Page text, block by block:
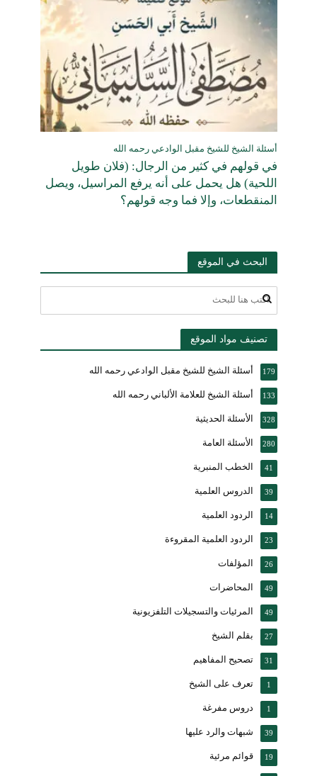
أسئلة الشيخ للشيخ مقبل الوادعي رحمه الله
في قولهم في كثير من الرجال: (فلان طويل
اللحية) هل يحمل على أنه يرفع المراسيل، ويصل
المنقطعات، وإلا فما وجه قولهم؟
البحث في الموقع
تصنيف مواد الموقع
أسئلة الشيخ للشيخ مقبل الوادعي رحمه الله 179
أسئلة الشيخ للعلامة الألباني رحمه الله 133
الأسئلة الحديثية 328
الأسئلة العامة 280
الخطب المنبرية 41
الدروس العلمية 39
الردود العلمية 14
الردود العلمية المقروءة 23
المؤلفات 26
المحاضرات 49
المرئيات والتسجيلات التلفزيونية 49
بقلم الشيخ 27
تصحيح المفاهيم 31
تعرف على الشيخ 1
دروس مفرغة 1
شبهات والرد عليها 39
قوائم مرئية 19